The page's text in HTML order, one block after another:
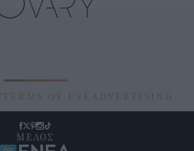
TERMS OF USE ADVERTISING
ΜΕΛΟΣ